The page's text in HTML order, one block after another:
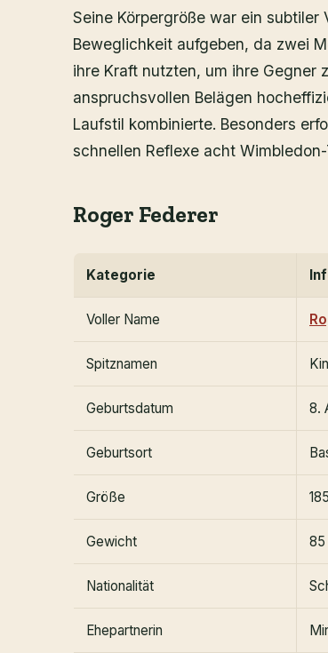
Seine Körpergröße war ein
Beweglichkeit aufgeben, da zwei
ihre Kraft nutzten, um ihre Gegner
anspruchsvollen Belägen
Laufstil kombinierte. Besonders
schnellen Reflexe acht
Roger Federer
Kategorie
Voller Name
Spitznamen
Geburtsdatum 8.
Geburtsort
Größe
Gewicht 85
Nationalität
Ehepartnerin